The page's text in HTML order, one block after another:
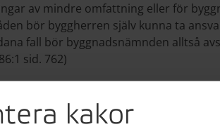
kakor
av mindre omfattning eller för
bör byggherren själv kunna ta
fall bör byggnadsnämnden alltså
sid. 762)
bygglag, prop. 1985/86:1 (på